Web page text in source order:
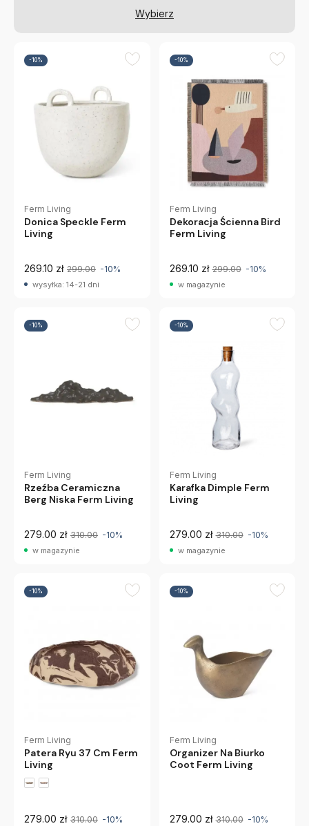
Wybierz
-10%
Ferm Living
Donica Speckle Ferm
Living
269.10 zł 299.00 -10%
wysyłka: 14-21 dni
-10%
Ferm Living
Dekoracja Ścienna Bird
Ferm Living
269.10 zł 299.00 -10%
w magazynie
-10%
Ferm Living
Rzeźba Ceramiczna
Berg Niska Ferm Living
279.00 zł 310.00 -10%
w magazynie
-10%
Ferm Living
Karafka Dimple Ferm
Living
279.00 zł 310.00 -10%
w magazynie
-10%
Ferm Living
Patera Ryu 37 Cm Ferm
Living
279.00 zł 310.00 -10%
-10%
Ferm Living
Organizer Na Biurko
Coot Ferm Living
279.00 zł 310.00 -10%